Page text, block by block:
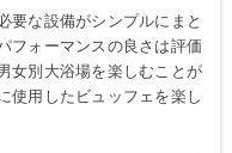
要な設備がシンプルにまと
フォーマンスの良さは評価
女別大浴場を楽しむことが
使用したビュッフェを楽し